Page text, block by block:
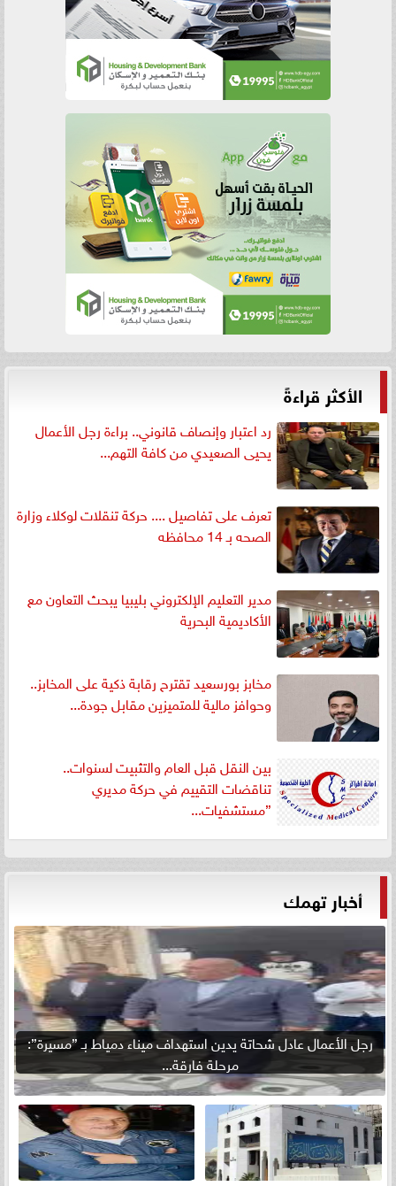
الأكثر قراءةً
رد اعتبار وإنصاف قانوني.. براءة رجل الأعمال
يحيى الصعيدي من كافة التهم...
تعرف على تفاصيل .... حركة تنقلات لوكلاء وزارة
الصحه بـ 14 محافظه
مدير التعليم الإلكتروني بليبيا يبحث التعاون مع
الأكاديمية البحرية
مخابز بورسعيد تقترح رقابة ذكية على المخابز..
وحوافز مالية للمتميزين مقابل جودة...
بين النقل قبل العام والتثبيت لسنوات..
تناقضات التقييم في حركة مديري
”مستشفيات...
أخبار تهمك
رجل الأعمال عادل شحاتة يدين استهداف ميناء دمياط بـ ”مسيرة”:
مرحلة فارقة...